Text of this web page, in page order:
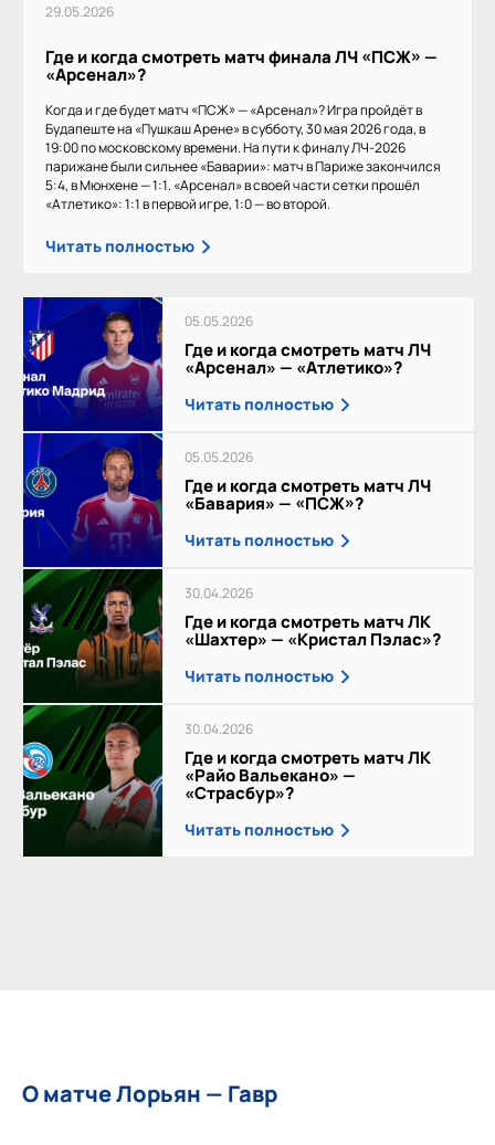
29.05.2026
Где и когда смотреть матч финала ЛЧ «ПСЖ» —
«Арсенал»?
Когда и где будет матч «ПСЖ» — «Арсенал»? Игра пройдёт в
Будапеште на «Пушкаш Арене» в субботу, 30 мая 2026 года, в
19:00 по московскому времени. На пути к финалу ЛЧ-2026
парижане были сильнее «Баварии»: матч в Париже закончился
5:4, в Мюнхене — 1:1. «Арсенал» в своей части сетки прошёл
«Атлетико»: 1:1 в первой игре, 1:0 — во второй.
Читать полностью
05.05.2026
Где и когда смотреть матч ЛЧ
«Арсенал» — «Атлетико»?
Читать полностью
05.05.2026
Где и когда смотреть матч ЛЧ
«Бавария» — «ПСЖ»?
Читать полностью
30.04.2026
Где и когда смотреть матч ЛК
«Шахтер» — «Кристал Пэлас»?
Читать полностью
30.04.2026
Где и когда смотреть матч ЛК
«Райо Вальекано» —
«Страсбур»?
Читать полностью
О матче Лорьян — Гавр